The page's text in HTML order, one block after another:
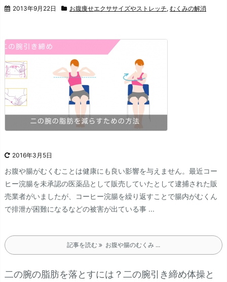
2013年9月22日 お腹痩せエクササイズやストレッチ, むくみの解消
2016年3月5日
お腹や腸がむくむことは健康にも良い影響を与えません。 最近コー
ヒー浣腸を未承認の医薬品として販売していたとして逮捕された販
売業者がいましたが、コーヒー浣腸を繰り返すことで腸内がむくん
で排泄が困難になるなどの被害が出ている事 ...
記事を読む お腹や腸のむくみ ...
二の腕の脂肪を落とすには？二の腕引き締め体操と